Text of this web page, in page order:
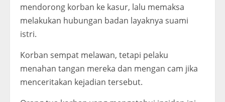
mendorong korban ke kasur, lalu memaksa
melakukan hubungan badan layaknya suami
istri.
Korban sempat melawan, tetapi pelaku
menahan tangan mereka dan mengan cam jika
menceritakan kejadian tersebut.